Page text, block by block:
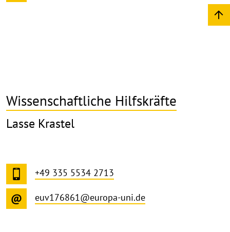
Wissenschaftliche Hilfskräfte
Lasse Krastel
+49 335 5534 2713
euv176861@europa-uni.de